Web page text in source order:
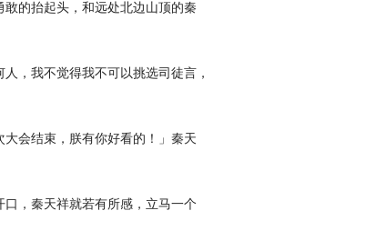
的抬起头，和远处北边山顶的秦
，我不觉得我不可以挑选司徒言，
会结束，朕有你好看的！」秦天
，秦天祥就若有所感，立马一个